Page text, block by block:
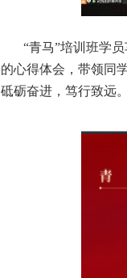
“青马”培训班学
的心得体会，带领同
砥砺奋进，笃行致远